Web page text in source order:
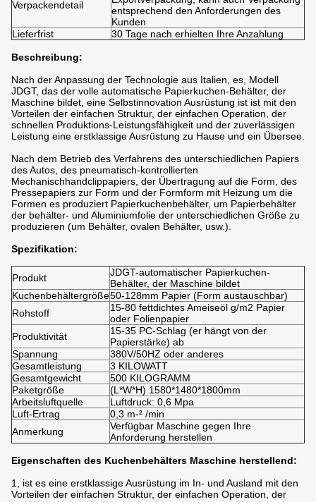
Verpackendetail
entsprechend den Anforderungen des
Kunden
Lieferfrist
30 Tage nach erhielten Ihre Anzahlung
Beschreibung:
Nach der Anpassung der Technologie aus Italien, es, Modell
JDGT, das der volle automatische Papierkuchen-Behälter, der
Maschine bildet, eine Selbstinnovation Ausrüstung ist ist mit den
Vorteilen der einfachen Struktur, der einfachen Operation, der
schnellen Produktions-Leistungsfähigkeit und der zuverlässigen
Leistung eine erstklassige Ausrüstung zu Hause und ein Übersee.
Nach dem Betrieb des Verfahrens des unterschiedlichen Papiers
des Autos, des pneumatisch-kontrollierten
Mechanischhandclippapiers, der Übertragung auf die Form, des
Pressepapiers zur Form und der Formform mit Heizung um die
Formen es produziert Papierkuchenbehälter, um Papierbehälter
der behälter- und Aluminiumfolie der unterschiedlichen Größe zu
produzieren (um Behälter, ovalen Behälter, usw.).
Spezifikation:
Produkt
JDGT-automatischer Papierkuchen-
Behälter, der Maschine bildet
Kuchenbehältergröße50-128mm Papier (Form austauschbar)
Rohstoff
15-80 fettdichtes Ameiseöl g/m2 Papier
oder Folienpapier
Produktivität
15-35 PC-Schlag (er hängt von der
Papierstärke) ab
Spannung
380V/50HZ oder anderes
Gesamtleistung
3 KILOWATT
Gesamtgewicht
500 KILOGRAMM
Paketgröße
(L*W*H) 1580*1480*1800mm
Arbeitsluftquelle
Luftdruck: 0,6 Mpa
Luft-Ertrag
0,3 m-² /min
Anmerkung
Verfügbar Maschine gegen Ihre
Anforderung herstellen
Eigenschaften des Kuchenbehälters Maschine herstellend:
1, ist es eine erstklassige Ausrüstung im In- und Ausland mit den
Vorteilen der einfachen Struktur, der einfachen Operation, der